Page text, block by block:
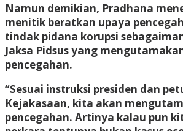
Namun demikian, Pradhana
menitik beratkan upaya
tindak pidana korupsi
Jaksa Pidsus yang
pencegahan.
“Sesuai instruksi presiden dan
Kejakasaan, kita akan
pencegahan. Artinya kalau pun